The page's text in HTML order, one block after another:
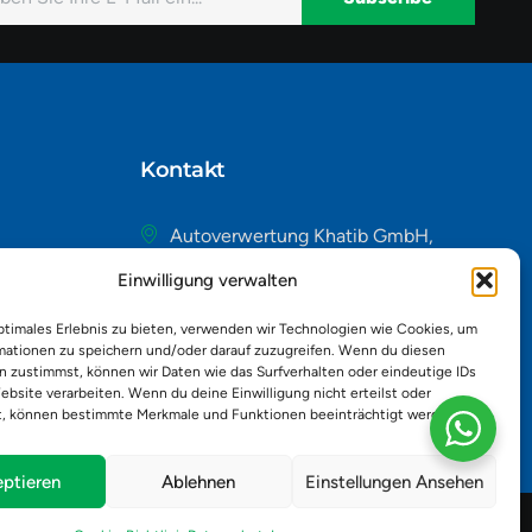
Einwilligung verwalten
Erlebnis zu bieten, verwenden wir Technologien wie Cookies, um
zu speichern und/oder darauf zuzugreifen. Wenn du diesen
zustimmst, können wir Daten wie das Surfverhalten oder eindeutige IDs
verarbeiten. Wenn du deine Einwilligung nicht erteilst oder
können bestimmte Merkmale und Funktionen beeinträchtigt werden.
Ablehnen Einstellungen Ansehen
Kontakt
Autoverwertung Khatib GmbH,
Schweiz
admin@autobuchs.ch
043 243 50 30